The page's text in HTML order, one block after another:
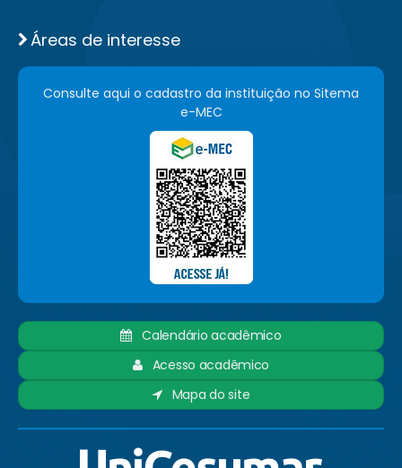
Áreas de interesse
Consulte aqui o cadastro da instituição no Sitema
e-MEC
Calendário acadêmico
Acesso acadêmico
Mapa do site